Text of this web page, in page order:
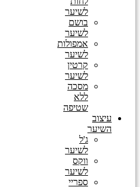
לשיער
בושם
לשיער
אמפולות
לשיער
קרטין
לשיער
מסכה
ללא
שטיפה
עיצוב
השיער
ג'ל
לשיער
ווקס
לשיער
ספריי